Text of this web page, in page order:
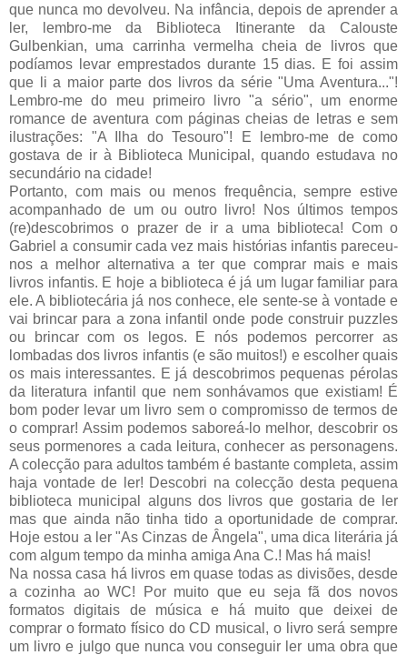
que nunca mo devolveu. Na infância, depois de aprender a
ler, lembro-me da Biblioteca Itinerante da Calouste
Gulbenkian, uma carrinha vermelha cheia de livros que
podíamos levar emprestados durante 15 dias. E foi assim
que li a maior parte dos livros da série "Uma Aventura..."!
Lembro-me do meu primeiro livro "a sério", um enorme
romance de aventura com páginas cheias de letras e sem
ilustrações: "A Ilha do Tesouro"! E lembro-me de como
gostava de ir à Biblioteca Municipal, quando estudava no
secundário na cidade!
Portanto, com mais ou menos frequência, sempre estive
acompanhado de um ou outro livro! Nos últimos tempos
(re)descobrimos o prazer de ir a uma biblioteca! Com o
Gabriel a consumir cada vez mais histórias infantis pareceu-
nos a melhor alternativa a ter que comprar mais e mais
livros infantis. E hoje a biblioteca é já um lugar familiar para
ele. A bibliotecária já nos conhece, ele sente-se à vontade e
vai brincar para a zona infantil onde pode construir puzzles
ou brincar com os
legos. E nós podemos percorrer as
lombadas dos livros infantis (e são muitos!) e escolher quais
os mais interessantes. E já descobrimos pequenas pérolas
da literatura infantil que nem sonhávamos que existiam! É
bom poder levar um livro sem o compromisso de termos de
o comprar! Assim podemos saboreá-lo melhor, descobrir os
seus pormenores a cada leitura, conhecer as personagens.
A colecção para adultos também é bastante completa, assim
haja vontade de ler! Descobri na colecção desta pequena
biblioteca municipal alguns dos livros que gostaria de ler
mas que ainda não tinha tido a oportunidade de comprar.
Hoje estou a ler "As Cinzas de Ângela", uma dica literária já
com algum tempo da minha amiga Ana C.! Mas há mais!
Na nossa casa há livros em quase todas as divisões, desde
a cozinha ao WC! Por muito que eu seja fã dos novos
formatos digitais de música e há muito que deixei de
comprar o formato físico do CD musical, o livro será sempre
um livro e julgo que nunca vou conseguir ler uma obra que